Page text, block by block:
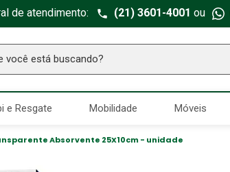
de atendimento: (21) 3601-4001 ou
está buscando?
e Resgate Mobilidade Móveis
Absorvente 25X10cm - unidade
MAIS BUSCADOS
Seringa Insulina
Fralda Geriatrica